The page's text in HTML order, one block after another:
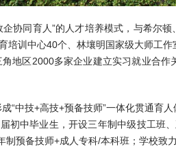
协同育人”的人才培养模式，与希尔
培训中心40个、林壤明国家级大师工
地区2000多家企业建立实习就业合
技+高技+预备技师”一体化贯通育人
初中毕业生，开设三年制中级技工班
预备技师+成人专科/本科班；学校致